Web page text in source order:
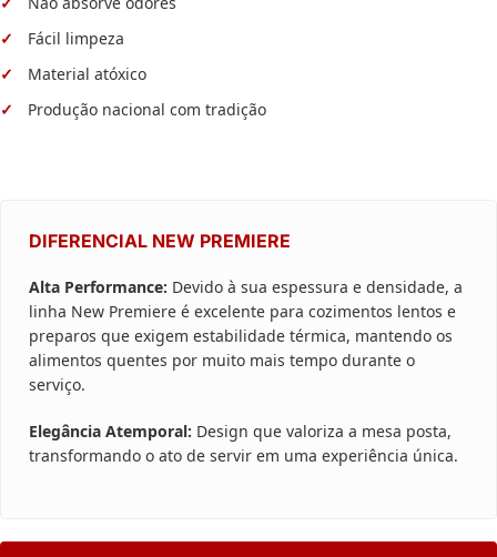
Fácil limpeza
Material atóxico
Produção nacional com tradição
DIFERENCIAL NEW PREMIERE
Alta Performance: Devido à sua espessura e densidade, a
linha New Premiere é excelente para cozimentos lentos e
preparos que exigem estabilidade térmica, mantendo os
alimentos quentes por muito mais tempo durante o
serviço.
Elegância Atemporal: Design que valoriza a mesa posta,
transformando o ato de servir em uma experiência única.